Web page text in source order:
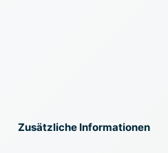
Zusätzliche Informationen